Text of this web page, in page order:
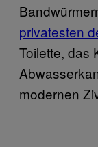
privatesten
Toilette, das
modernen